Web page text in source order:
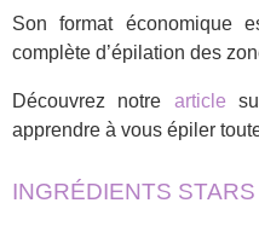
Son format économique
complète d’épilation des
Découvrez notre article
apprendre à vous épiler
INGRÉDIENTS STARS